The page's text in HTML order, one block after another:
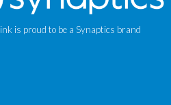
is proud to be a Synaptics brand